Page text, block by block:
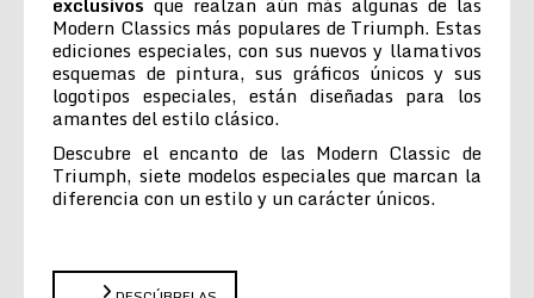
Modern Classics más populares de Triumph. Estas
ediciones especiales, con sus nuevos y llamativos
esquemas de pintura, sus gráficos únicos y sus
logotipos especiales, están diseñadas para los
amantes del estilo clásico.
Descubre el encanto de las Modern Classic de
Triumph, siete modelos especiales que marcan la
diferencia con un estilo y un carácter únicos.